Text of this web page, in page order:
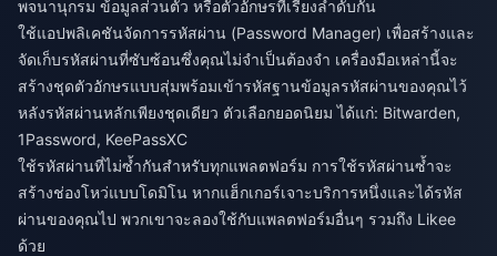
พจนานุกรม ข้อมูลส่วนตัว หรือตัวอักษรที่เรียงลำดับกัน
ใช้แอปพลิเคชันจัดการรหัสผ่าน (Password Manager) เพื่อสร้างและ
จัดเก็บรหัสผ่านที่ซับซ้อนซึ่งคุณไม่จำเป็นต้องจำ เครื่องมือเหล่านี้จะ
สร้างชุดตัวอักษรแบบสุ่มพร้อมเข้ารหัสฐานข้อมูลรหัสผ่านของคุณไว้
หลังรหัสผ่านหลักเพียงชุดเดียว ตัวเลือกยอดนิยม ได้แก่: Bitwarden,
1Password, KeePassXC
ใช้รหัสผ่านที่ไม่ซ้ำกันสำหรับทุกแพลตฟอร์ม การใช้รหัสผ่านซ้ำจะ
สร้างช่องโหว่แบบโดมิโน หากแฮ็กเกอร์เจาะบริการหนึ่งและได้รหัส
ผ่านของคุณไป พวกเขาจะลองใช้กับแพลตฟอร์มอื่นๆ รวมถึง Likee
ด้วย